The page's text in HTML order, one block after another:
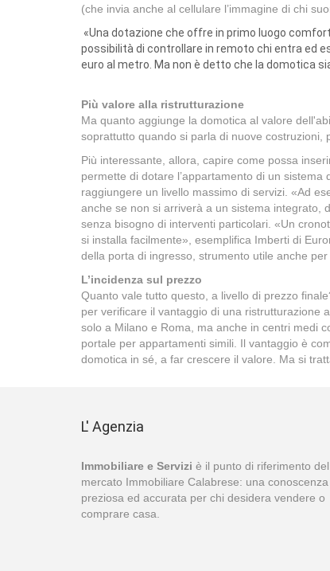
(che invia anche al cellulare l’immagine di chi
«Una dotazione che offre in primo luogo
possibilità di controllare in remoto chi entra ed
euro al metro. Ma non è detto che la domotica
Più valore alla ristrutturazione
Ma quanto aggiunge la domotica al valore
soprattutto quando si parla di nuove costruzioni,
Più interessante, allora, capire come possa
permette di dotare l’appartamento di un
raggiungere un livello massimo di servizi. «Ad
anche se non si arriverà a un sistema integrato,
senza bisogno di interventi particolari. «Un
si installa facilmente», esemplifica Imberti di
della porta di ingresso, strumento utile anche
L’incidenza sul prezzo
Quanto vale tutto questo, a livello di prezzo
per verificare il vantaggio di una ristrutturazione
solo a Milano e Roma, ma anche in centri medi
portale per appartamenti simili. Il vantaggio è
domotica in sé, a far crescere il valore. Ma si
L' Agenzia
Immobiliare e Servizi è il punto di riferimento del
mercato Immobiliare Calabrese: una conoscenza
preziosa ed accurata per chi desidera vendere o
comprare casa.